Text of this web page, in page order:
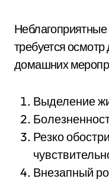
требуется
домашних
Выделение
Резко
Внезапный